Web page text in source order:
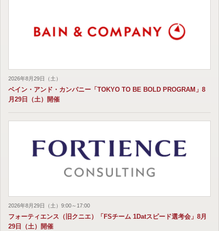
2026年8月29日（土）
ベイン・アンド・カンパニー「TOKYO TO BE BOLD PROGRAM」8
月29日（土）開催
2026年8月29日（土）9:00～17:00
フォーティエンス（旧クニエ）「FSチーム 1Datスピード選考会」8月
29日（土）開催